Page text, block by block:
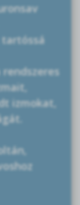
izmokat,